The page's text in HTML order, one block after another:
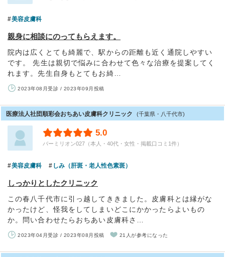
美容皮膚科
親身に相談にのってもらえます。
院内は広くとても綺麗で、駅からの距離も近く通院しやすい
です。 先生は親切で悩みに合わせて色々な治療を提案してく
れます。先生自身もとてもお綺…
2023年08月受診 / 2023年09月投稿
医療法人社団順彩会おちあい皮膚科クリニック (千葉県・八千代市)
5.0
バーミリオン027（本人・40代・女性・掲載口コミ1件）
美容皮膚科 しみ（肝斑・老人性色素斑）
しっかりとしたクリニック
この春八千代市に引っ越してききました。皮膚科とは縁がな
かったけど、怪我をしてしまいどこにかかったらよいもの
か。問い合わせたらおちあい皮膚科さ…
2023年04月受診 / 2023年08月投稿 21人が参考になった